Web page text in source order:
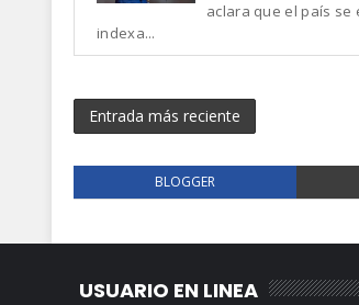
aclara que el país se
indexa...
Entrada más reciente
BLOGGER
USUARIO EN LINEA